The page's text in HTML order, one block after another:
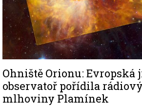
Ohniště Orionu: Evropská
observatoř pořídila
mlhoviny Plamínek